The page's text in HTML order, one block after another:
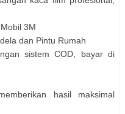
3M
dan Pintu Rumah
sistem COD, bayar di
hasil maksimal